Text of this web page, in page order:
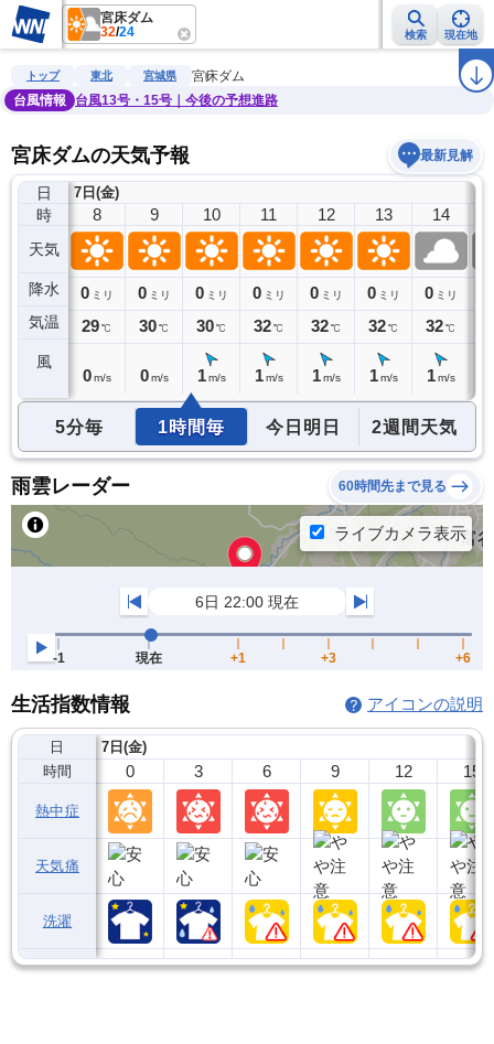
宮床ダム
32/24 検索 現在地
雨雲レーダー 台風情報 地震情報 ラ
トップ 東北 宮城県
宮床ダム
台風情報
台風13号・15号｜今後の予想進路
宮床ダムの天気予報 最新見解
日
時
天気
降水
気温
風
7日(金)
7
0ミリ
27℃
8
0 ミリ
29℃
0 m/s
9
0 ミリ
30℃
0 m/s
10
0 ミリ
30℃
1 m/s
11
0 ミリ
32℃
1 m/s
12
0 ミリ
32℃
1 m/s
13
0 ミリ
32℃
1 m/s
14
0 ミリ
32℃
1 m/s
5分毎 1時間毎 今日明日 2週間天気
雨雲レーダー 60時間先まで見る
生活指数情報 アイコンの説明
日
時間
熱中症
天気痛
洗濯
7日(金)
0 3 6 9 12 15